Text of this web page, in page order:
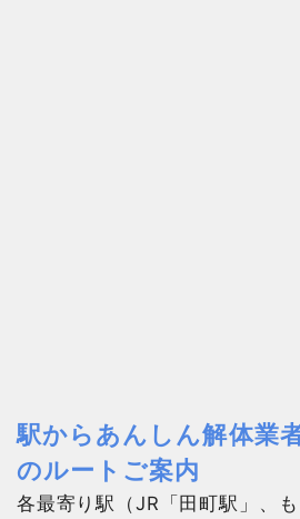
駅からあんしん解体業
のルートご案内
各最寄り駅（JR「田町駅」、